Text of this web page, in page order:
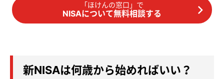
「ほけんの窓口」で
NISAについて無料相談する
新NISAは何歳から始めればいい？